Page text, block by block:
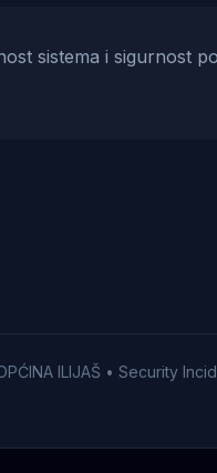
sistema i sigurnost
ILIJAŠ • Security